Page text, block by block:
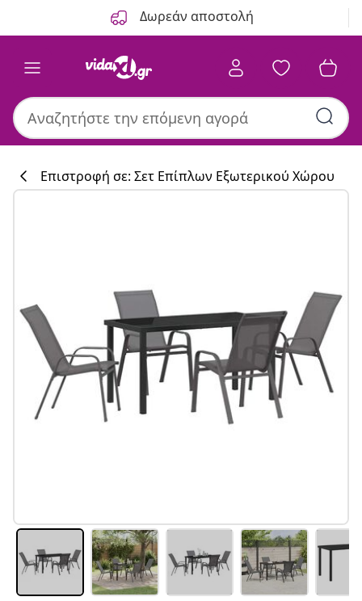
Δωρεάν αποστολή
#sharemevidaxl
Επιστροφή σε: Σετ Επίπλων Εξωτερικού Χώρου